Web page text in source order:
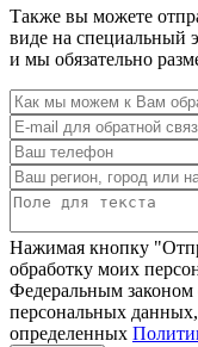
Также вы можете
виде на специальный
и мы обязательно
Нажимая кнопку
обработку моих
Федеральным
персональных
определенных